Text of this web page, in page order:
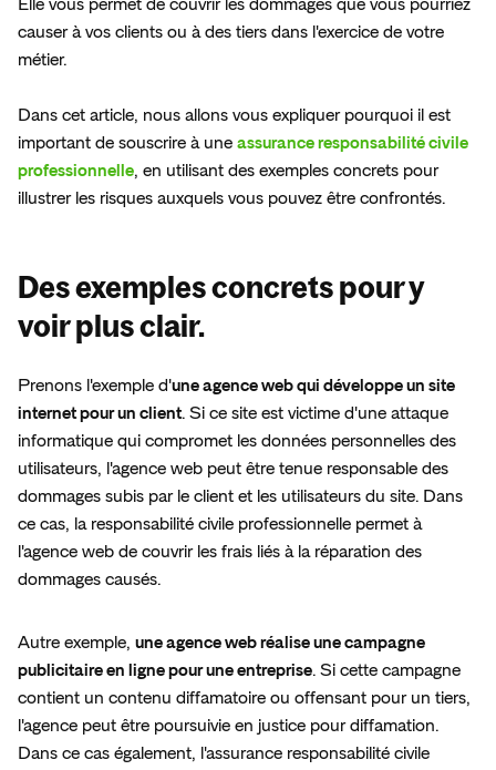
En savoir plus
Espace presse
Elle vous permet de couvrir les dommages que vous pourriez
causer à vos clients ou à des tiers dans l'exercice de votre
métier.
Dans cet article, nous allons vous expliquer pourquoi il est
important de souscrire à une assurance responsabilité civile
professionnelle, en utilisant des exemples concrets pour
illustrer les risques auxquels vous pouvez être confrontés.
Des exemples concrets pour y
voir plus clair.
Prenons l'exemple d'une agence web qui développe un site
internet pour un client. Si ce site est victime d'une attaque
informatique qui compromet les données personnelles des
utilisateurs, l'agence web peut être tenue responsable des
dommages subis par le client et les utilisateurs du site. Dans
ce cas, la responsabilité civile professionnelle permet à
l'agence web de couvrir les frais liés à la réparation des
dommages causés.
Autre exemple, une agence web réalise une campagne
publicitaire en ligne pour une entreprise. Si cette campagne
contient un contenu diffamatoire ou offensant pour un tiers,
l'agence peut être poursuivie en justice pour diffamation.
Dans ce cas également, l'assurance responsabilité civile